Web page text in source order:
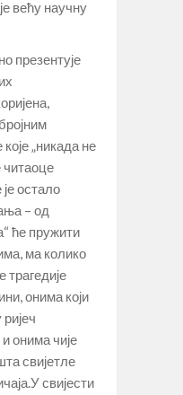
већу научну
презентује
„никада не
читаоце
је остало
– од
ће пружити
ма колико
трагедије
онима који
онима чије
свијетле
свијести